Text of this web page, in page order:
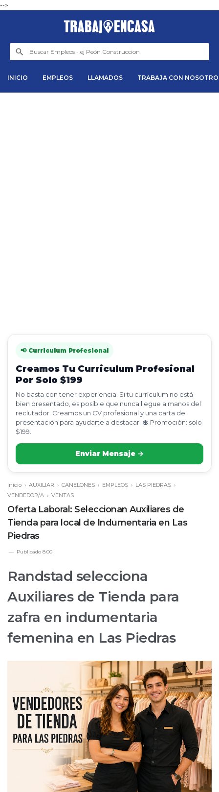
-->
INICIO EMPLEOS LLAMADOS TRABAJA CON
📢 Curriculum Profesional
Creamos Tu Curriculum Profesional
Por Solo $199
No basta con tener experiencia. Si tu currículum no está
bien presentado, es posible que nunca llegue a manos del
reclutador. Creamos un CV profesional y una carta de
presentación para ayudarte a destacar. 💲 Promoción: solo
$199.
Enviar Mensaje →
Inicio › AUXILIAR › CANELONES › EMPLEOS › LAS PIEDRAS ›
VENDEDOR/A › VENTAS
Oferta Laboral: Seleccionan Auxiliares de
Tienda para local de Indumentaria en Las
Piedras
Publicado 8:00
Randstad selecciona
Auxiliares de Tienda para
zafra en indumentaria
femenina en Las Piedras